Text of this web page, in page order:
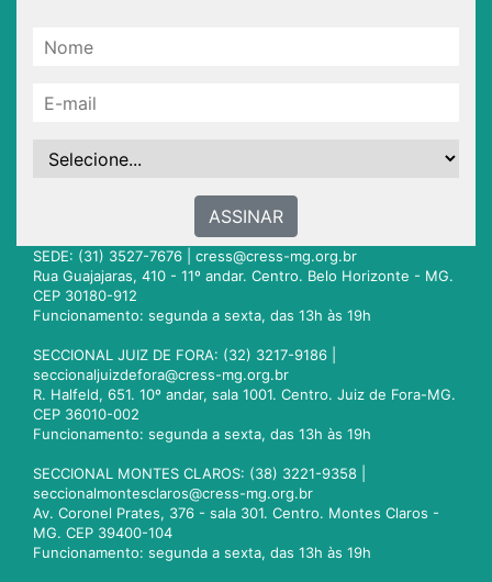
ASSINAR
SEDE: (31) 3527-7676 | cress@cress-mg.org.br
Rua Guajajaras, 410 - 11º andar. Centro. Belo Horizonte - MG.
CEP 30180-912
Funcionamento: segunda a sexta, das 13h às 19h
SECCIONAL JUIZ DE FORA: (32) 3217-9186 |
seccionaljuizdefora@cress-mg.org.br
R. Halfeld, 651. 10º andar, sala 1001. Centro. Juiz de Fora-MG.
CEP 36010-002
Funcionamento: segunda a sexta, das 13h às 19h
SECCIONAL MONTES CLAROS: (38) 3221-9358 |
seccionalmontesclaros@cress-mg.org.br
Av. Coronel Prates, 376 - sala 301. Centro. Montes Claros -
MG. CEP 39400-104
Funcionamento: segunda a sexta, das 13h às 19h